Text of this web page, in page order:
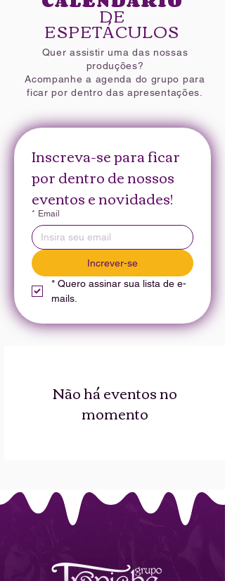
DE
ESPETÁCULOS
Quer assistir uma das nossas
produções?
Acompanhe a agenda do grupo para
ficar por dentro das apresentações.
Inscreva-se para ficar
por dentro de nossos
eventos e novidades!
* Email
Increver-se
* Quero assinar sua lista de e-
mails.
Não há eventos no
momento